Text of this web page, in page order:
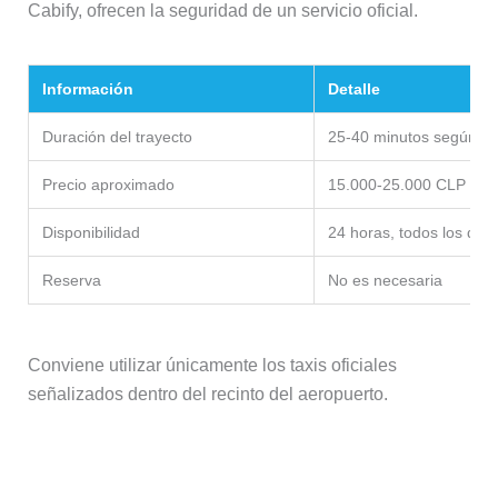
Cabify, ofrecen la seguridad de un servicio oficial.
Información Detalle
Duración del trayecto 25-40 minutos según
Precio aproximado 15.000-25.000 CLP
Disponibilidad 24 horas, todos los días
Reserva No es necesaria
Conviene utilizar únicamente los taxis oficiales
señalizados dentro del recinto del aeropuerto.